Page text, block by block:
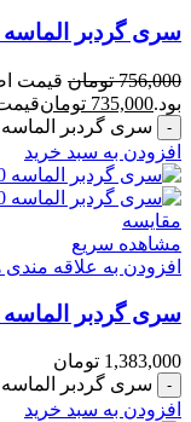
سری گردبر الماسه 50 میلی متر آروا کد 7812
756,000 تومان
بود.735,000 تومانقیمت
سری گردبر الماسه 50 میلی متر آروا کد 7812 عدد
افزودن به سبد خرید
مقایسه
مشاهده سریع
افزودن به علاقه مندی
سری گردبر الماسه 90 میلی متر آروا کد 7818
1,383,000 تومان
سری گردبر الماسه 90 میلی متر آروا کد 7818 عدد
افزودن به سبد خرید